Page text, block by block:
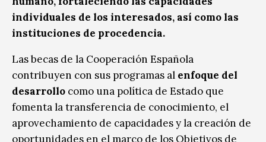
individuales de los interesados, así como las
instituciones de procedencia.
Las becas de la Cooperación Española
contribuyen con sus programas al enfoque del
desarrollo como una política de Estado que
fomenta la transferencia de conocimiento, el
aprovechamiento de capacidades y la creación de
oportunidades en el marco de los Objetivos de